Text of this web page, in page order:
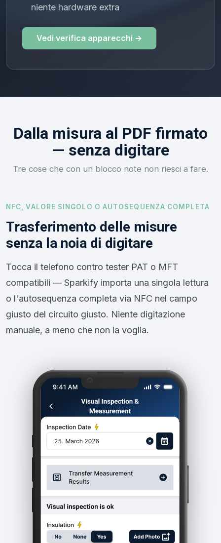
niente hardware extra
Vedi verifica apparecchi →
Dalla misura al PDF firmato
— senza digitare
Tre cose che con un blocco note non riesci a fare.
NFC, VALORE SINGOLO O AUTOSEQUENZA COMPLETA
Trasferimento delle misure
senza la noia di digitare
Tocca il telefono contro tester PAT o MFT
compatibili — Sparkify importa una singola lettura
o l'autosequenza completa via NFC nel campo
giusto del circuito giusto. Niente digitazione
manuale, a meno che non la voglia.